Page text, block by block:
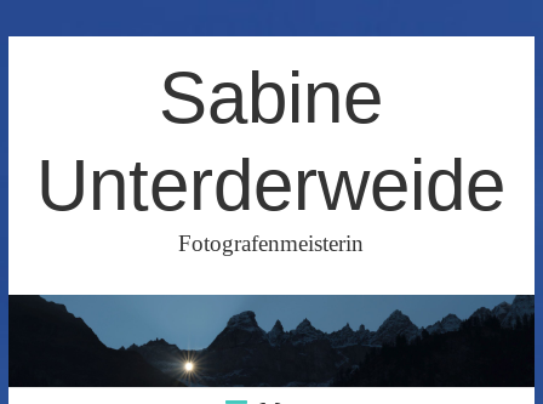
Sabine
Unterderweide
Fotografenmeisterin